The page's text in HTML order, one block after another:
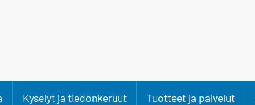
Kyselyt ja tiedonkeruut Tuotteet ja palvelut